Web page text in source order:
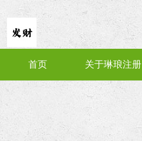
首页 关于琳琅注册